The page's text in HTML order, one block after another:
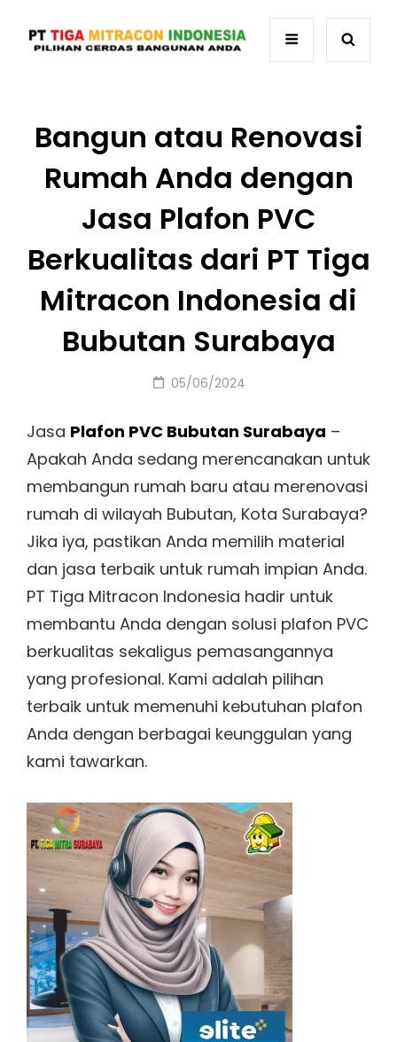
Bangun atau Renovasi
Rumah Anda dengan
Jasa Plafon PVC
Berkualitas dari PT Tiga
Mitracon Indonesia di
Bubutan Surabaya
Posted
05/06/2024
Jasa Plafon PVC Bubutan Surabaya –
Apakah Anda sedang merencanakan untuk
membangun rumah baru atau merenovasi
rumah di wilayah Bubutan, Kota Surabaya?
Jika iya, pastikan Anda memilih material
dan jasa terbaik untuk rumah impian Anda.
PT Tiga Mitracon Indonesia hadir untuk
membantu Anda dengan solusi plafon PVC
berkualitas sekaligus pemasangannya
yang profesional. Kami adalah pilihan
terbaik untuk memenuhi kebutuhan plafon
Anda dengan berbagai keunggulan yang
kami tawarkan.